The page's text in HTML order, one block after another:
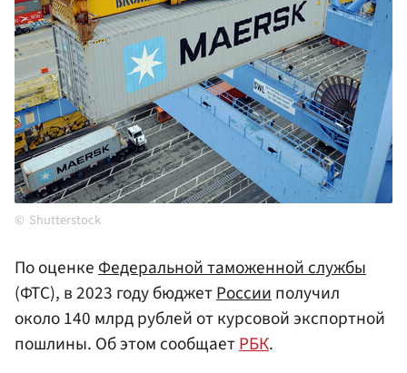
Shutterstock
По оценкеФедеральной таможенной службы
(ФТС), в 2023 году бюджетРоссииполучил
около 140 млрд рублей от курсовой экспортной
пошлины. Об этом сообщаетРБК.